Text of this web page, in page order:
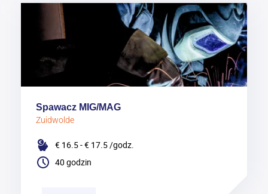
Spawacz MIG/MAG
Zuidwolde
€ 16.5 - € 17.5/godz.
40 godzin